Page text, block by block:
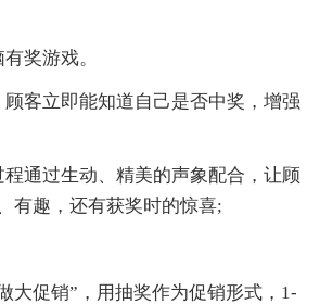
奖游戏。
顾客立即能知道自己是否中奖，增强
通过生动、精美的声象配合，让顾
有趣，还有获奖时的惊喜;
大促销”，用抽奖作为促销形式，1-